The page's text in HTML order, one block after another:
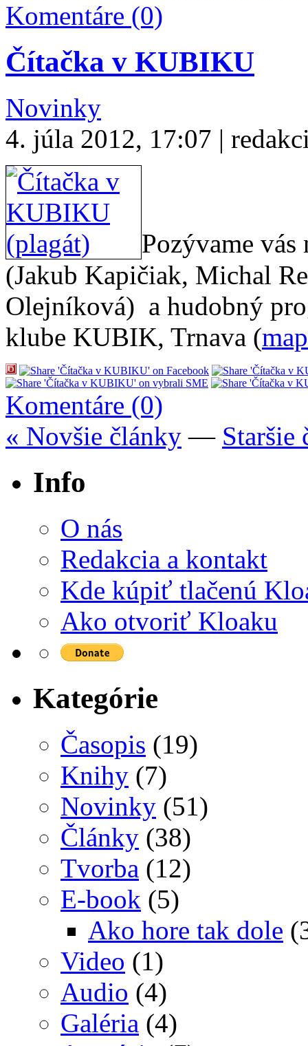
Komentáre (0)
Čítačka v KUBIKU
Novinky
4. júla 2012, 17:07 |
Pozývame
(Jakub Kapičiak, Michal
Olejníková) a hudobný
klube KUBIK, Trnava (
Komentáre (0)
« Novšie články — Staršie
Info
O nás
Redakcia a kontakt
Kde kúpiť tlačenú
Ako otvoriť Kloaku
Kategórie
Časopis (19)
Knihy (7)
Novinky (51)
Články (38)
Tvorba (12)
E-book (5)
Ako hore tak dole
Video (1)
Audio (4)
Galéria (4)